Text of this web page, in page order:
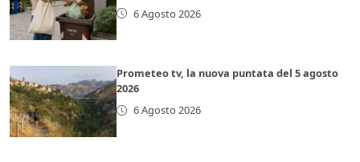
6 Agosto 2026
Prometeo tv, la nuova puntata del 5 agosto
2026
6 Agosto 2026